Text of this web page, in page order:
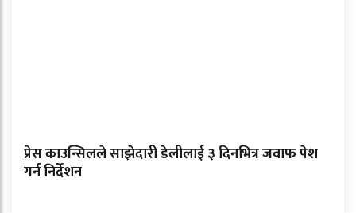
प्रेस काउन्सिलले साझेदारी डेलीलाई ३ दिनभित्र जवाफ पेश
गर्न निर्देशन